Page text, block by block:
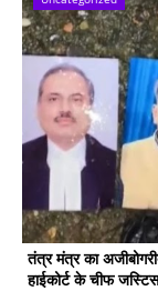
तंत्र मंत्र का
हाईकोर्ट के चीफ